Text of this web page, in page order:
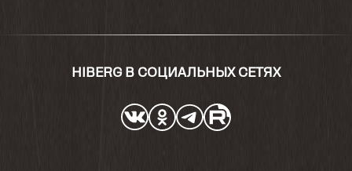
HIBERG В СОЦИАЛЬНЫХ СЕТЯХ